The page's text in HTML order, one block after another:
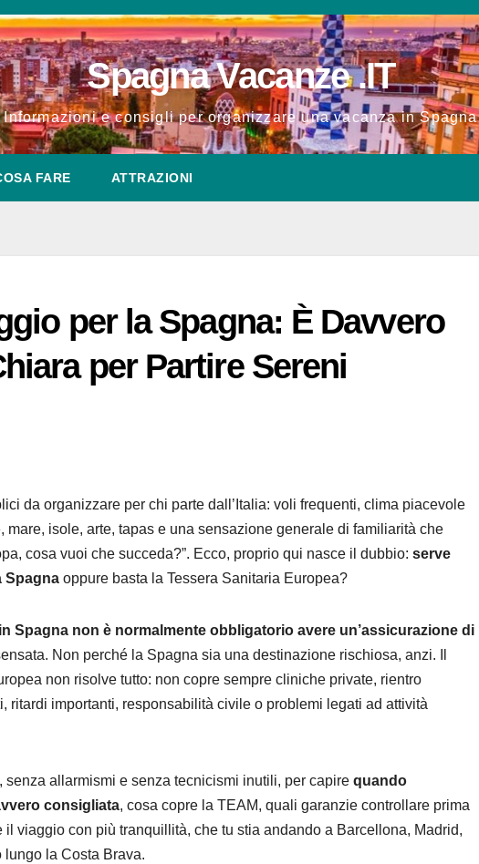
Spagna Vacanze .IT
Informazioni e consigli per organizzare una vacanza in Spagna
FARE ATTRAZIONI
per la Spagna: È Davvero
per Partire Sereni
da organizzare per chi parte dall’Italia: voli frequenti, clima piacevole
mare, isole, arte, tapas e una sensazione generale di familiarità che
cosa vuoi che succeda?”. Ecco, proprio qui nasce il dubbio: serve
Spagna oppure basta la Tessera Sanitaria Europea?
Spagna non è normalmente obbligatorio avere un’assicurazione di
Non perché la Spagna sia una destinazione rischiosa, anzi. Il
non risolve tutto: non copre sempre cliniche private, rientro
ritardi importanti, responsabilità civile o problemi legati ad attività
senza allarmismi e senza tecnicismi inutili, per capire quando
consigliata, cosa copre la TEAM, quali garanzie controllare prima
viaggio con più tranquillità, che tu stia andando a Barcellona, Madrid,
la Costa Brava.